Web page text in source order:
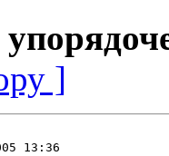
]
13:36